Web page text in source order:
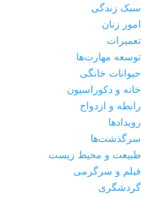
سبک زندگی
امور زنان
تعمیرات
توسعه مهارت‌ها
حیوانات خانگی
خانه و دکوراسیون
رابطه و ازدواج
رویدادها
سرگذشت‌ها
طبیعت و محیط زیست
فیلم و سرگرمی
گردشگری